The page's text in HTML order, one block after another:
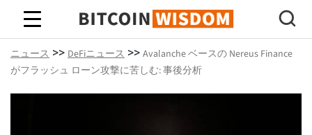
ビットコインの知恵
ニュース >> DeFiニュース >> Avalanche ベースの Nereus Finance
がフラッシュ ローン攻撃に苦しむ: 事後分析